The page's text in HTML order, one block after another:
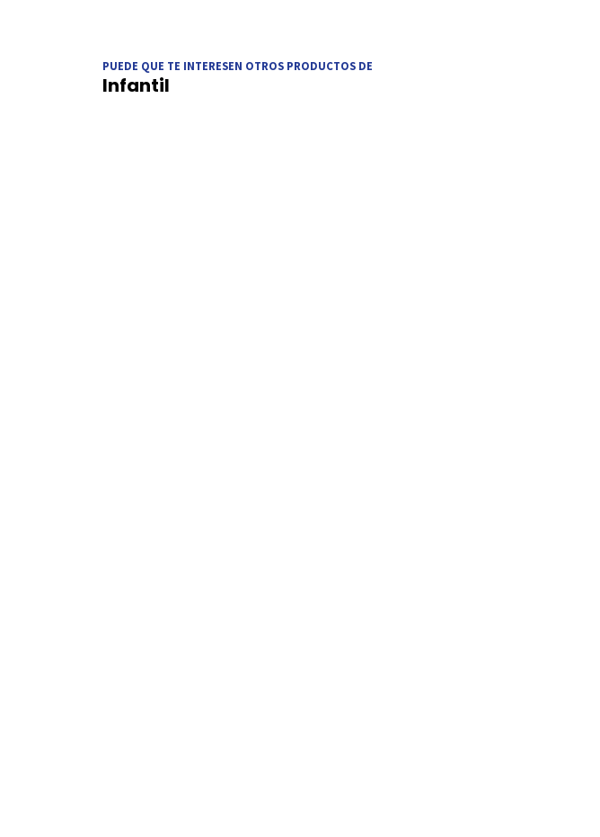
PUEDE QUE TE INTERESEN OTROS PRODUCTOS DE
Infantil